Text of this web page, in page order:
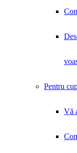
Pentru
Vă